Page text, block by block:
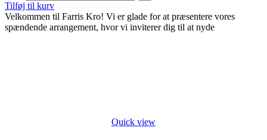
Tilføj til kurv
Velkommen til Farris Kro! Vi er glade for at præsentere vores
spændende arrangement, hvor vi inviterer dig til at nyde
Quick view